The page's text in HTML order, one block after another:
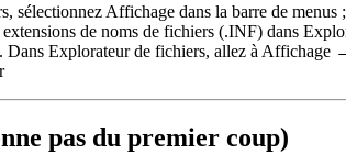
sélectionnez Affichage dans la barre de
de noms de fichiers (.INF) dans
Dans Explorateur de fichiers, allez à
pas du premier coup)